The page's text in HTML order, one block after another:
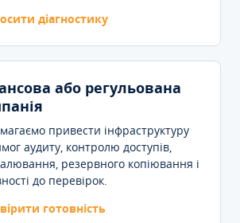
діагностику
або регульована
привести інфраструктуру
аудиту, контролю доступів,
резервного копіювання і
до перевірок.
готовність